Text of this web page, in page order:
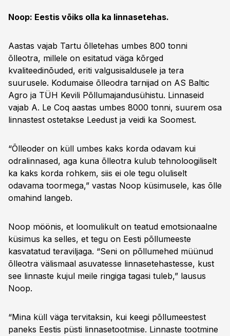
Noop: Eestis võiks olla ka linnasetehas.
Aastas vajab Tartu õlletehas umbes 800 tonni
õlleotra, millele on esitatud väga kõrged
kvaliteedinõuded, eriti valgusisaldusele ja tera
suurusele. Kodumaise õlleodra tarnijad on AS Baltic
Agro ja TÜH Kevili Põllumajandusühistu. Linnaseid
vajab A. Le Coq aastas umbes 8000 tonni, suurem osa
linnastest ostetakse Leedust ja veidi ka Soomest.
“Õlleoder on küll umbes kaks korda odavam kui
odralinnased, aga kuna õlleotra kulub tehnoloogiliselt
ka kaks korda rohkem, siis ei ole tegu oluliselt
odavama toormega,” vastas Noop küsimusele, kas õlle
omahind langeb.
Noop möönis, et loomulikult on teatud emotsionaalne
küsimus ka selles, et tegu on Eesti põllumeeste
kasvatatud teraviljaga. “Seni on põllumehed müünud
õlleotra välismaal asuvatesse linnasetehastesse, kust
see linnaste kujul meile ringiga tagasi tuleb,” lausus
Noop.
“Mina küll väga tervitaksin, kui keegi põllumeestest
paneks Eestis püsti linnasetootmise. Linnaste tootmine